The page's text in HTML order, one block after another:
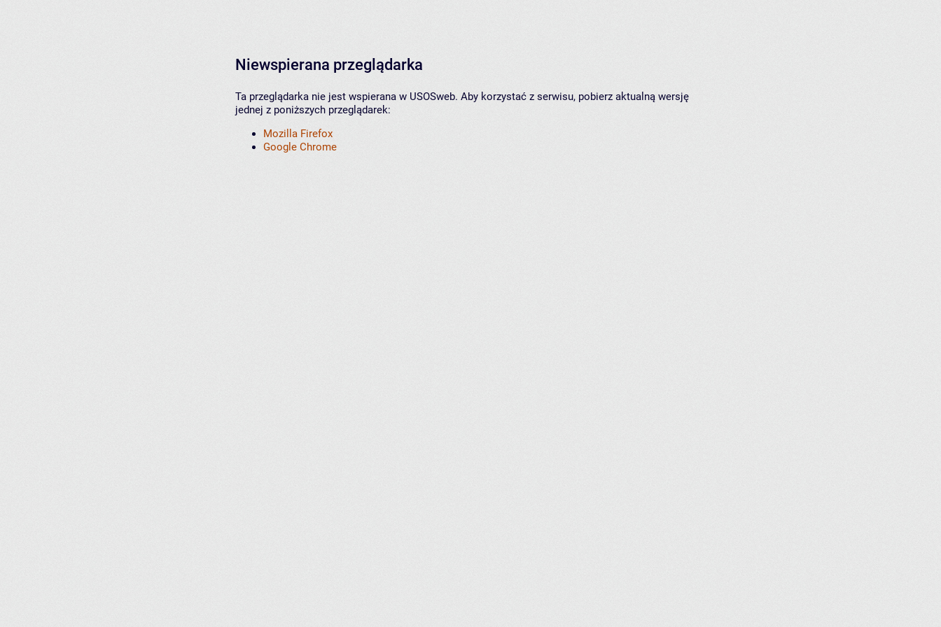
Niewspierana przeglądarka
Ta przeglądarka nie jest wspierana w USOSweb. Aby korzystać z serwisu, pobierz aktualną wersję
jednej z poniższych przeglądarek:
Mozilla Firefox
Google Chrome